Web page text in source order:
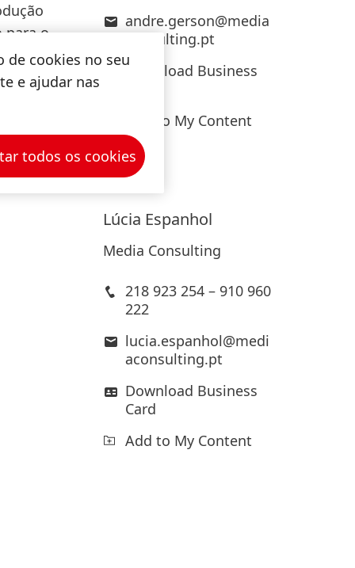
para o
clara
andre.gerson@media
consulting.pt
Download Business
Add to My Content
Lúcia Espanhol
Media Consulting
218 923 254 – 910 960
222
lucia.espanhol@medi
aconsulting.pt
Download Business
Card
Add to My Content
de cookies no seu
e ajudar nas
todos os cookies